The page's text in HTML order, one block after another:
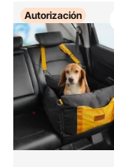
Autorización